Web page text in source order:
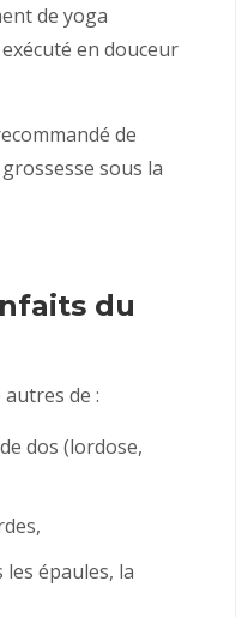
de yoga
en douceur
de
sous la
du
de :
dos (lordose,
épaules, la